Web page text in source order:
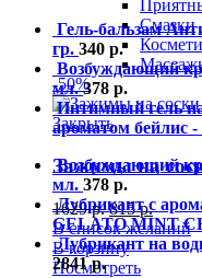
Смазки
-50%
Закрыть
Зажимы на
1629р. 815р.
В список желаний
В корзину
Посмотреть
Гель-бальзам
гр. 340 р.
Возбуждающий
мл.378 р.
Интимный гель
ароматом бейлис
Возбуждающий
мл. 378 р.
Лубрикант с
GELATO MINT
Лубрикант на
2841р.